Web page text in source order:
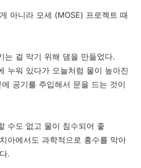
아니라 모세 (MOSE) 프로젝트 때
는 걸 막기 위해 댐을 만들었다.
누워 있다가 오늘처럼 물이 높아진
공기를 주입해서 문을 드는 것이
수도 없고 물이 침수되어 좋
아에서도 과학적으로 홍수를 막아
.